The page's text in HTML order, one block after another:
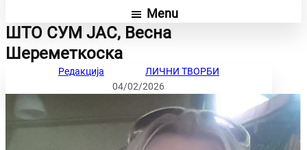
Menu
ШТО СУМ ЈАС, Весна
Шереметкоска
Редакција
ЛИЧНИ ТВОРБИ
04/02/2026